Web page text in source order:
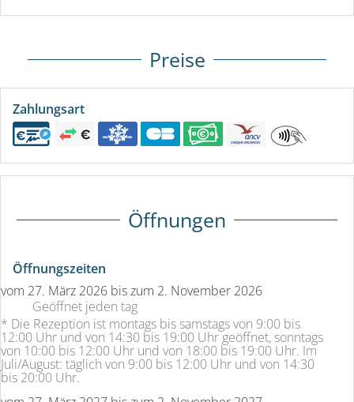
Preise
Zahlungsart
Öffnungen
Öffnungszeiten
vom 27. März 2026 bis zum 2. November 2026
Geöffnet jeden tag
* Die Rezeption ist montags bis samstags von 9:00 bis
12:00 Uhr und von 14:30 bis 19:00 Uhr geöffnet, sonntags
von 10:00 bis 12:00 Uhr und von 18:00 bis 19:00 Uhr. Im
Juli/August: täglich von 9:00 bis 12:00 Uhr und von 14:30
bis 20:00 Uhr.